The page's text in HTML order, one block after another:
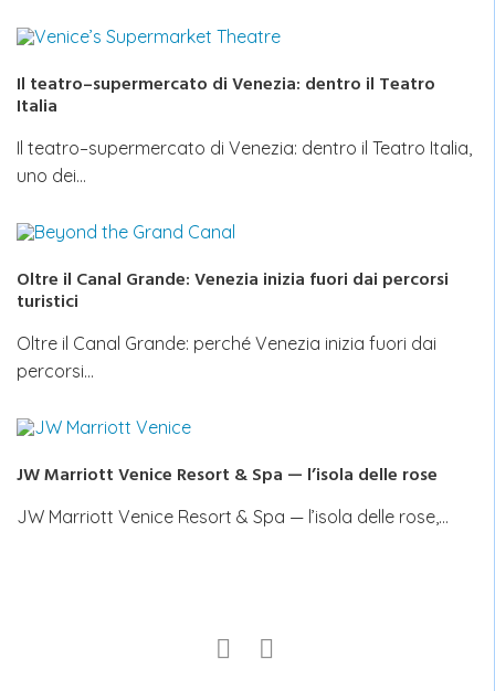
Il teatro–supermercato di Venezia: dentro il Teatro
Italia
Il teatro–supermercato di Venezia: dentro il Teatro Italia,
uno dei…
Oltre il Canal Grande: Venezia inizia fuori dai percorsi
turistici
Oltre il Canal Grande: perché Venezia inizia fuori dai
percorsi…
JW Marriott Venice Resort & Spa — l’isola delle rose
JW Marriott Venice Resort & Spa — l’isola delle rose,…